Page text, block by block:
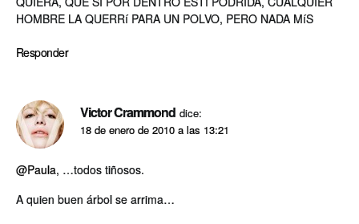
HOMBRE LA QUERRí PARA UN POLVO, PERO NADA MíS
Responder
Victor Crammond dice:
18 de enero de 2010 a las 13:21
@Paula, …todos tiñosos.
A quien buen árbol se arrima…